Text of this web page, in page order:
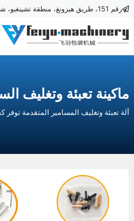
انتقل
المحتوى
رقم 151، طريق هيزونغ، منطقة تشينغبو، شنغهاي
ماكينة تعبئة وتغليف
آلة تعبئة وتغليف المسامير المتقدمة توفر